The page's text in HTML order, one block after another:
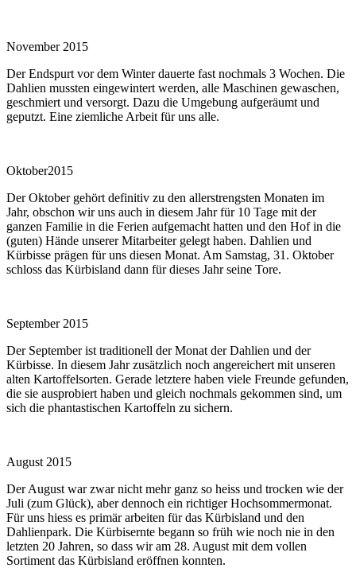
November 2015
Der Endspurt vor dem Winter dauerte fast nochmals 3 Wochen. Die
Dahlien mussten eingewintert werden, alle Maschinen gewaschen,
geschmiert und versorgt. Dazu die Umgebung aufgeräumt und
geputzt. Eine ziemliche Arbeit für uns alle.
Oktober2015
Der Oktober gehört definitiv zu den allerstrengsten Monaten im
Jahr, obschon wir uns auch in diesem Jahr für 10 Tage mit der
ganzen Familie in die Ferien aufgemacht hatten und den Hof in die
(guten) Hände unserer Mitarbeiter gelegt haben. Dahlien und
Kürbisse prägen für uns diesen Monat. Am Samstag, 31. Oktober
schloss das Kürbisland dann für dieses Jahr seine Tore.
September 2015
Der September ist traditionell der Monat der Dahlien und der
Kürbisse. In diesem Jahr zusätzlich noch angereichert mit unseren
alten Kartoffelsorten. Gerade letztere haben viele Freunde gefunden,
die sie ausprobiert haben und gleich nochmals gekommen sind, um
sich die phantastischen Kartoffeln zu sichern.
August 2015
Der August war zwar nicht mehr ganz so heiss und trocken wie der
Juli (zum Glück), aber dennoch ein richtiger Hochsommermonat.
Für uns hiess es primär arbeiten für das Kürbisland und den
Dahlienpark. Die Kürbisernte begann so früh wie noch nie in den
letzten 20 Jahren, so dass wir am 28. August mit dem vollen
Sortiment das Kürbisland eröffnen konnten.